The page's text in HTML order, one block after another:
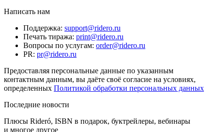
Написать нам
Поддержка: support@ridero.ru
Печать тиража: print@ridero.ru
Вопросы по услугам: order@ridero.ru
PR: pr@ridero.ru
Предоставляя персональные данные по указанным
контактным данным, вы даёте своё согласие на условиях,
определенных Политикой обработки персональных данных
Последние новости
Плюсы Rideró, ISBN в подарок, буктрейлеры, вебинары
и многое другое